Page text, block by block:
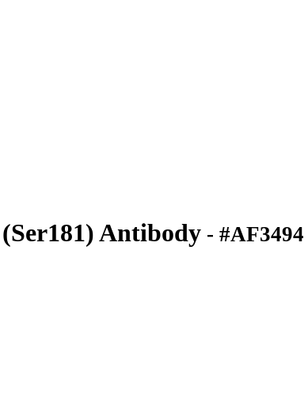
Antibody - #AF3494